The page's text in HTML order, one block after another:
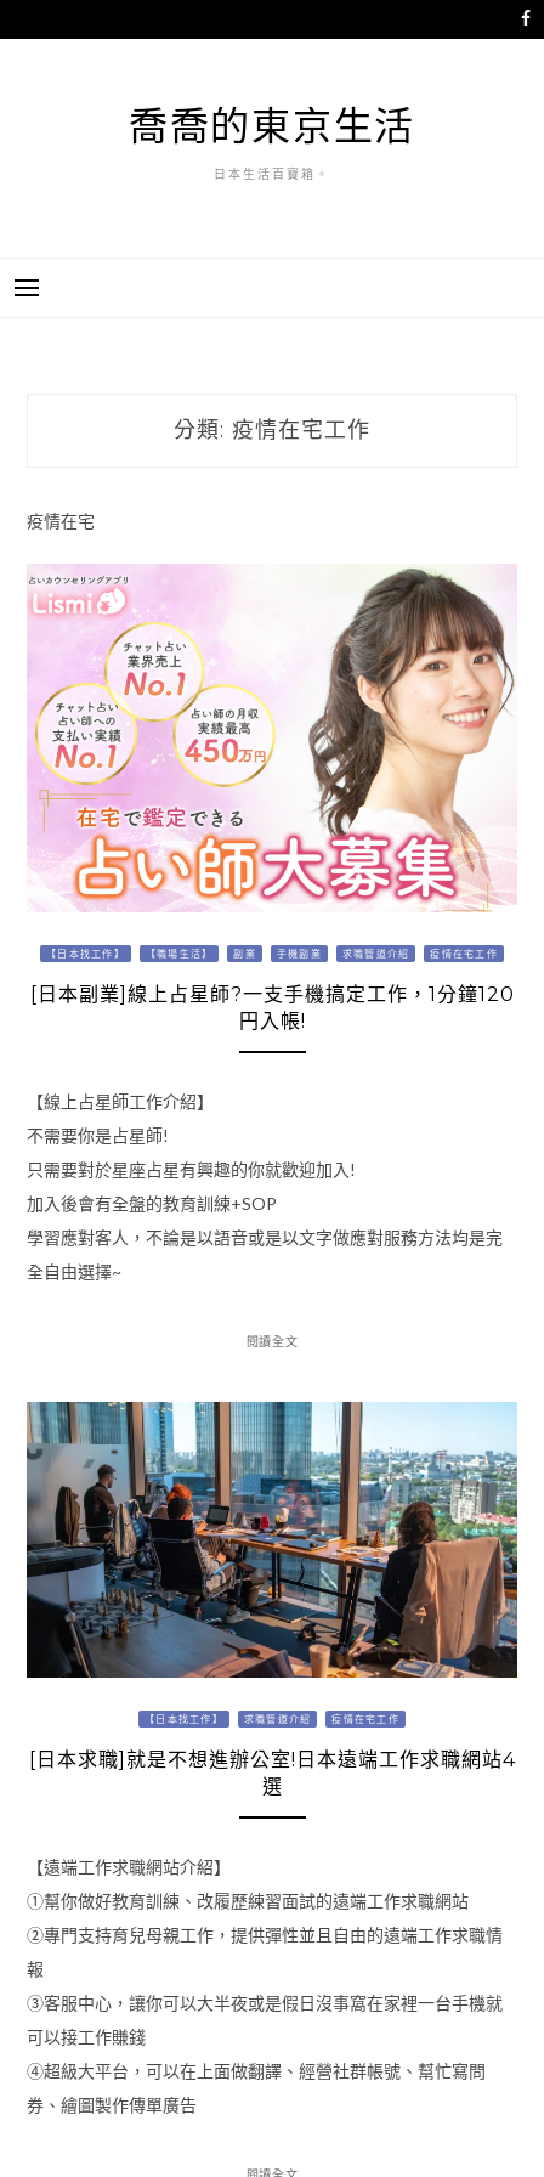
至
喬喬的東京生活
日本生活百寶箱。
分類: 疫情在宅工作
疫情在宅
【日本找工作】 【職場生活】 副業 手機副業 求職管道介紹 疫情在宅工作
[日本副業]線上占星師?一支手機搞定工作，1分鐘120
円入帳!
【線上占星師工作介紹】
不需要你是占星師!
只需要對於星座占星有興趣的你就歡迎加入!
加入後會有全盤的教育訓練+SOP
學習應對客人，不論是以語音或是以文字做應對服務方法均是完
全自由選擇~
閱讀全文
【日本找工作】 求職管道介紹 疫情在宅工作
[日本求職]就是不想進辦公室!日本遠端工作求職網站4
選
【遠端工作求職網站介紹】
①幫你做好教育訓練、改履歷練習面試的遠端工作求職網站
②專門支持育兒母親工作，提供彈性並且自由的遠端工作求職情
報
③客服中心，讓你可以大半夜或是假日沒事窩在家裡一台手機就
可以接工作賺錢
④超級大平台，可以在上面做翻譯、經營社群帳號、幫忙寫問
券、繪圖製作傳單廣告